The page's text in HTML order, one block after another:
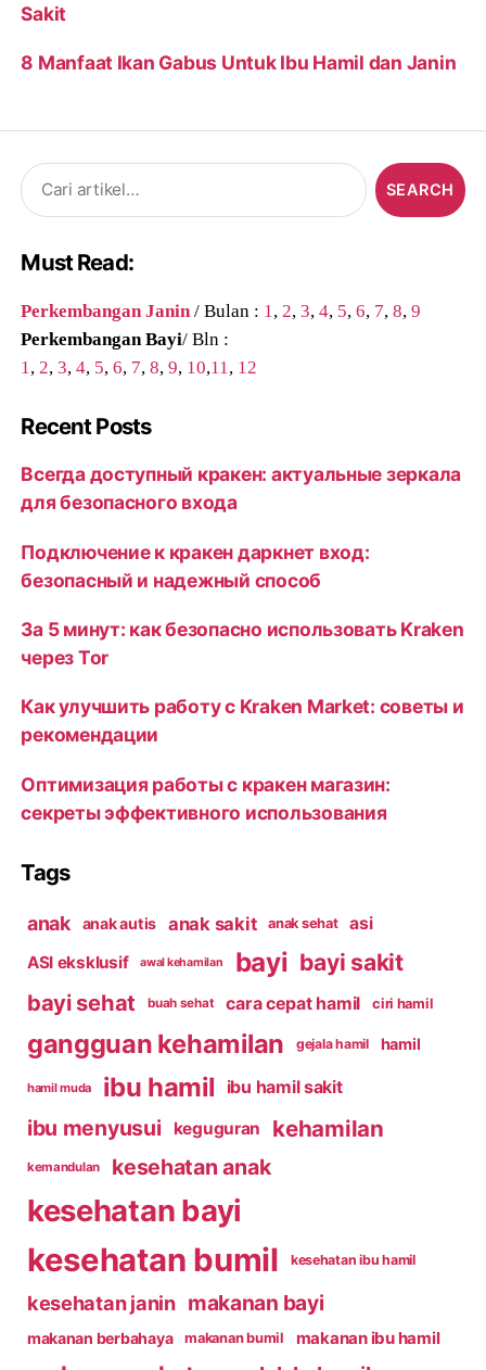
Sakit
8 Manfaat Ikan Gabus Untuk Ibu Hamil dan Janin
Search
for:
Must Read:
Perkembangan Janin / Bulan : 1 , 2,3,4, 5,6, 7,8,9
Perkembangan Bayi/ Bln :
1 , 2,3,4, 5,6, 7,8,9, 10,11 , 12
Recent Posts
Всегда доступный кракен: актуальные зеркала
для безопасного входа
Подключение к кракен даркнет вход:
безопасный и надежный способ
За 5 минут: как безопасно использовать Kraken
через Tor
Как улучшить работу с Kraken Market: советы и
рекомендации
Оптимизация работы с кракен магазин:
секреты эффективного использования
Tags
anak anak autis anak sakit anak sehat
asi
ASI eksklusif
awal kehamilan bayi bayi sakit
bayi sehat buah sehat cara cepat hamil ciri hamil
gangguan kehamilan gejala hamil hamil
hamil muda ibu hamil ibu hamil sakit
ibu menyusui keguguran kehamilan
kemandulan kesehatan anak
kesehatan bayi
kesehatan bumil kesehatan ibu hamil
kesehatan janin makanan bayi
makanan berbahaya makanan bumil makanan ibu hamil